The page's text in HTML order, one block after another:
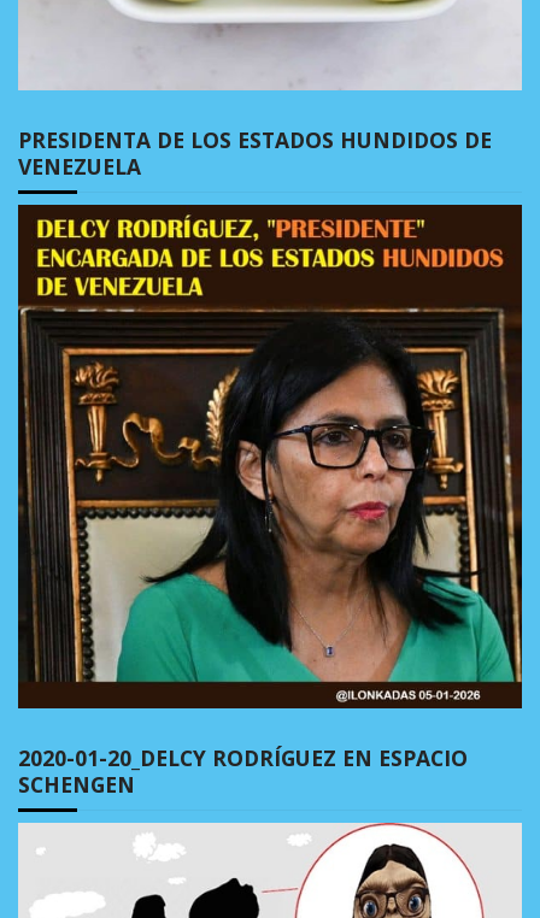
PRESIDENTA DE LOS ESTADOS HUNDIDOS DE
VENEZUELA
2020-01-20_DELCY RODRÍGUEZ EN ESPACIO
SCHENGEN